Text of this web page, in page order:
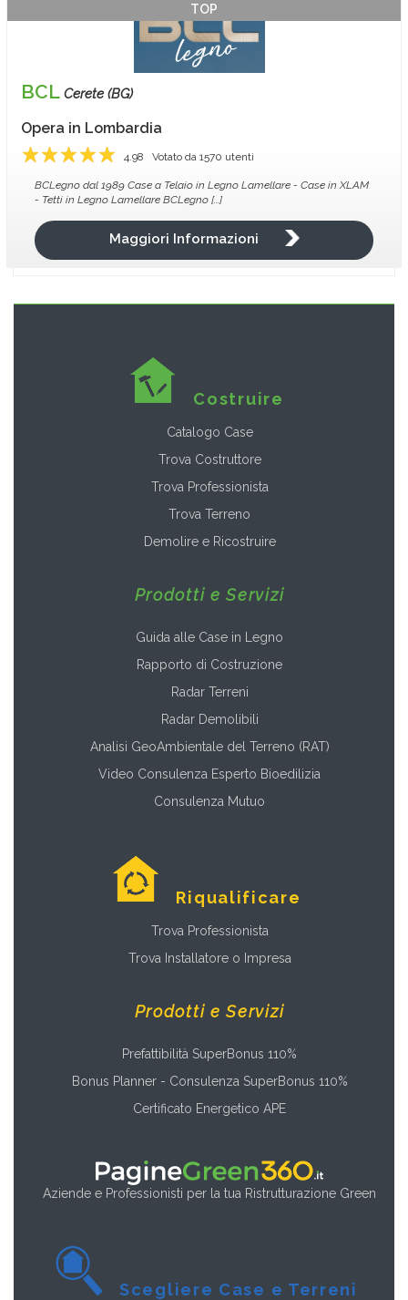
TOP
BCL Cerete (BG)
Opera in Lombardia
4.98 Votato da 1570 utenti
BCLegno dal 1989 Case a Telaio in Legno Lamellare - Case in XLAM
- Tetti in Legno Lamellare BCLegno [...]
Maggiori Informazioni
Costruire
Catalogo Case
Trova Costruttore
Trova Professionista
Trova Terreno
Demolire e Ricostruire
Prodotti e Servizi
Guida alle Case in Legno
Rapporto di Costruzione
Radar Terreni
Radar Demolibili
Analisi GeoAmbientale del Terreno (RAT)
Video Consulenza Esperto Bioedilizia
Consulenza Mutuo
Riqualificare
Trova Professionista
Trova Installatore o Impresa
Prodotti e Servizi
Prefattibilità SuperBonus 110%
Bonus Planner - Consulenza SuperBonus 110%
Certificato Energetico APE
Aziende e Professionisti per la tua Ristrutturazione Green
Scegliere Case e Terreni